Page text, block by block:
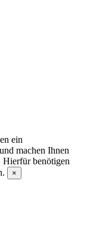
ein
machen Ihnen
Hierfür benötigen
×